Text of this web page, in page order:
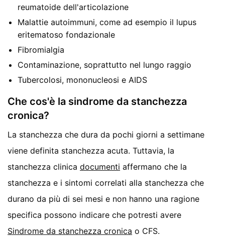
reumatoide dell'articolazione
Malattie autoimmuni, come ad esempio il lupus
eritematoso fondazionale
Fibromialgia
Contaminazione, soprattutto nel lungo raggio
Tubercolosi, mononucleosi e AIDS
Che cos'è la sindrome da stanchezza
cronica?
La stanchezza che dura da pochi giorni a settimane
viene definita stanchezza acuta. Tuttavia, la
stanchezza clinicadocumenti affermano che la
stanchezza e i sintomi correlati alla stanchezza che
durano da più di sei mesi e non hanno una ragione
specifica possono indicare che potresti avere
Sindrome da stanchezza cronica o CFS.